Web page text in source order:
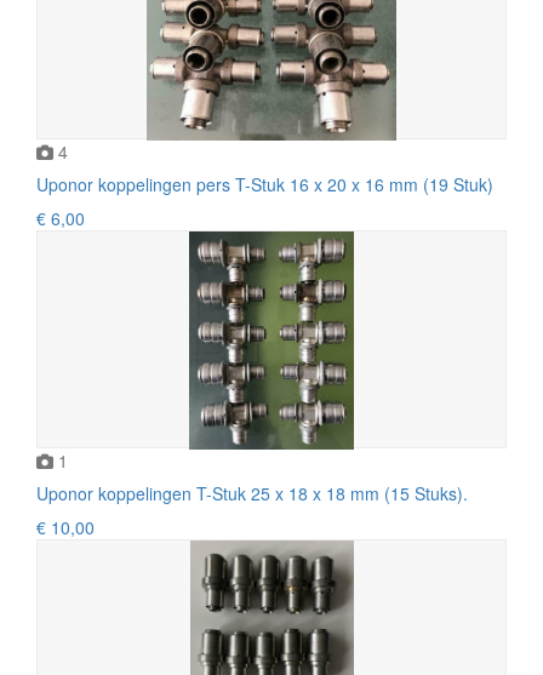
4
Uponor koppelingen pers T-Stuk 16 x 20 x 16 mm (19 Stuk)
€ 6,00
1
Uponor koppelingen T-Stuk 25 x 18 x 18 mm (15 Stuks).
€ 10,00